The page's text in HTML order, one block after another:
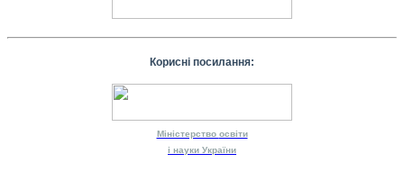
Корисні посилання:
Міністерство освіти
і науки України